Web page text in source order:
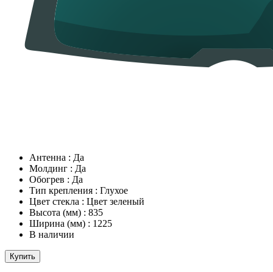
Антенна : Да
Молдинг : Да
Обогрев : Да
Тип крепления : Глухое
Цвет стекла : Цвет зеленый
Высота (мм) : 835
Ширина (мм) : 1225
В наличии
Купить